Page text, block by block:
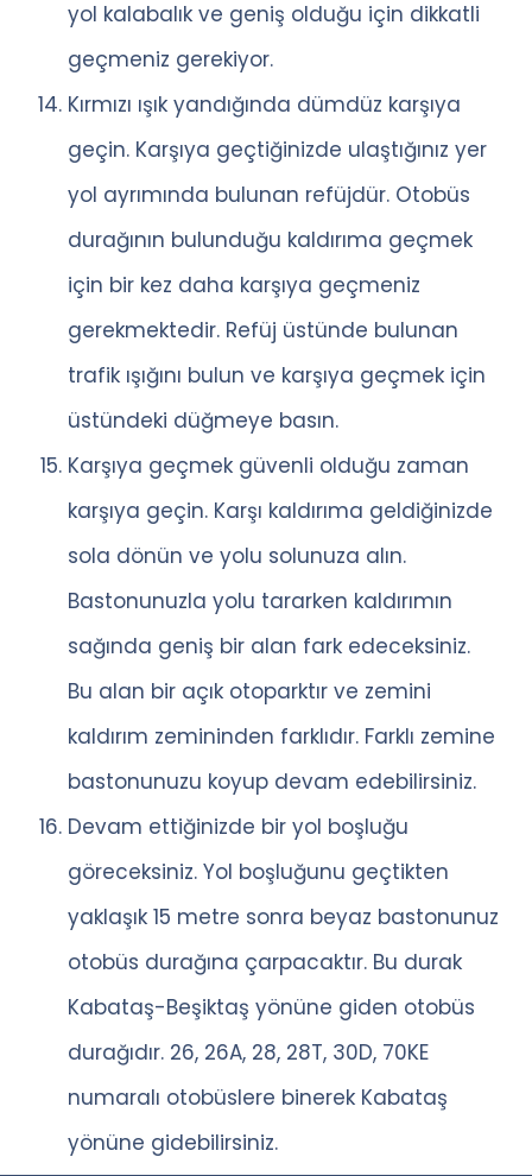
yol kalabalık ve geniş olduğu için dikkatli
geçmeniz gerekiyor.
Kırmızı ışık yandığında dümdüz karşıya
geçin. Karşıya geçtiğinizde ulaştığınız yer
yol ayrımında bulunan refüjdür. Otobüs
durağının bulunduğu kaldırıma geçmek
için bir kez daha karşıya geçmeniz
gerekmektedir. Refüj üstünde bulunan
trafik ışığını bulun ve karşıya geçmek için
üstündeki düğmeye basın.
Karşıya geçmek güvenli olduğu zaman
karşıya geçin. Karşı kaldırıma geldiğinizde
sola dönün ve yolu solunuza alın.
Bastonunuzla yolu tararken kaldırımın
sağında geniş bir alan fark edeceksiniz.
Bu alan bir açık otoparktır ve zemini
kaldırım zemininden farklıdır. Farklı zemine
bastonunuzu koyup devam edebilirsiniz.
Devam ettiğinizde bir yol boşluğu
göreceksiniz. Yol boşluğunu geçtikten
yaklaşık 15 metre sonra beyaz bastonunuz
otobüs durağına çarpacaktır. Bu durak
Kabataş-Beşiktaş yönüne giden otobüs
durağıdır. 26, 26A, 28, 28T, 30D, 70KE
numaralı otobüslere binerek Kabataş
yönüne gidebilirsiniz.